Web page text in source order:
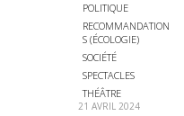
POLITIQUE
RECOMMANDATION
S (ÉCOLOGIE)
SOCIÉTÉ
SPECTACLES
THÉÂTRE
21 AVRIL 2024